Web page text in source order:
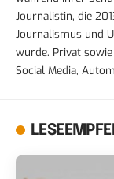
Journalistin, die
Journalismus und
wurde. Privat
Social Media,